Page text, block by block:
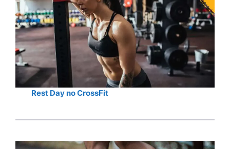
Rest Day no CrossFit